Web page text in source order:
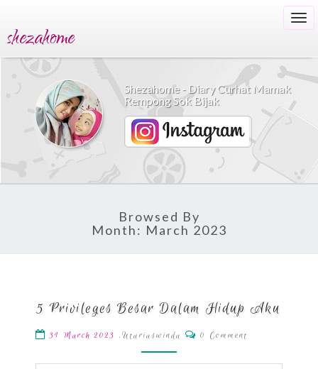
shezahome
Shezahome - Diary Curhat Mamak
Rempong Sok Bijak
Browsed By
Month: March 2023
Privileges
Dalam
Hidup
5 Privileges Besar Dalam Hidup Aku
31 March 2023 ,Utariaswinda Comments
0 Comment